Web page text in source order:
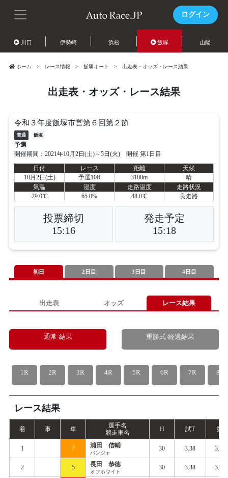
ログイン
川口 伊勢崎 浜松 飯塚 山陽
ホーム レース情報 飯塚オート 出走表・オッズ・レース結果
出走表・オッズ・レース結果
令和３年度飯塚市営第６回第２節
普通 飯塚
予選
開催期間：2021年10月2日(土)～5日(火) 開催 第1日目
日付
レース 距離
天候
10月2日(土)
予選10R 3100m
晴
気温
湿度 走路温度
走路状況
29.0℃
65.0% 48.0℃ 良走路
投票締切
15:16
発走予定
15:18
初日 2日目 3日目 4日目
出走表 オッズ レース結果
通常-結果 重勝式-経過結果
1R 2R 3R 4R 5R 6R 7R 8R
レース結果
着 事 車
選手名
競走車名
H 試T 競
1 7 浦田 信輔
パンジャ
30 3.38 3.444
2 5 長田 恭徳
オフホワイト
30 3.38 3.473